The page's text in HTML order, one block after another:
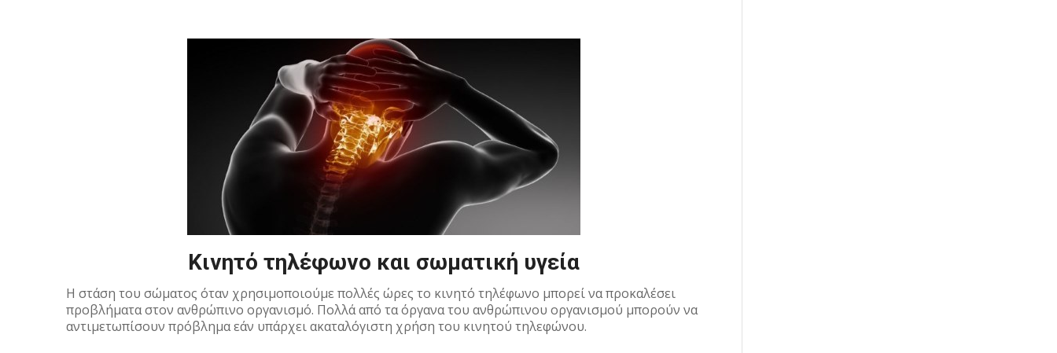
Κινητό τηλέφωνο και σωματική υγεία
Η στάση του σώματος όταν χρησιμοποιούμε πολλές ώρες το κινητό τηλέφωνο μπορεί να προκαλέσει
προβλήματα στον ανθρώπινο οργανισμό. Πολλά από τα όργανα του ανθρώπινου οργανισμού μπορούν να
αντιμετωπίσουν πρόβλημα εάν υπάρχει ακαταλόγιστη χρήση του κινητού τηλεφώνου.